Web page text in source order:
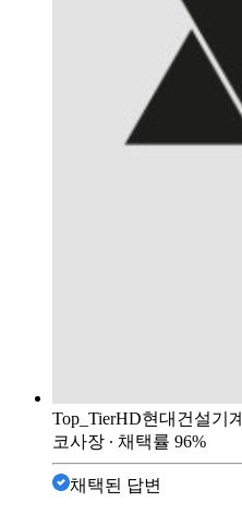
Top_TierHD현대건설기계
코사장 ∙ 채택률 96%
채택된 답변